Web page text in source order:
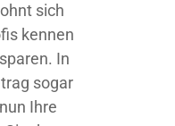
lohnt sich
kennen
In
sogar
Ihre